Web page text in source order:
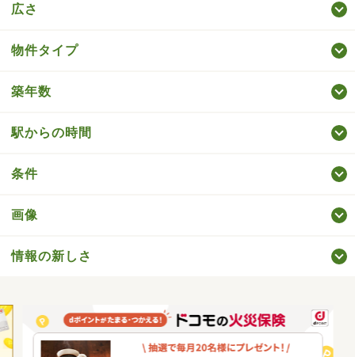
広さ
物件タイプ
築年数
駅からの時間
条件
画像
情報の新しさ